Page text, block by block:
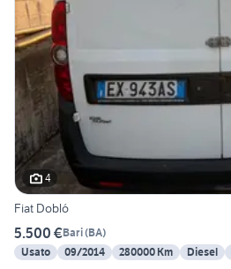
4
Fiat Dobló
5.500 €Bari(BA)
Usato
09/2014 280000 Km Diesel